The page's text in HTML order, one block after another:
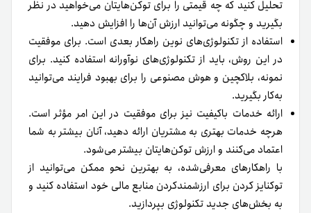
تحلیل کنید که چه قیمتی را برای توکن‌هایتان می‌خواهید در نظر
بگیرید و چگونه می‌توانید ارزش آن‌ها را افزایش دهید.
استفاده از تکنولوژی‌های نوین راهکار بعدی است. برای موفقیت
در این روش، باید از تکنولوژی‌های نوآورانه استفاده کنید. برای
نمونه، بلاکچین و هوش مصنوعی را برای بهبود فرایند می‌توانید
به‌کار بگیرید.
ارائه خدمات با‌کیفیت نیز برای موفقیت در این امر مؤثر است.
هر‌چه خدمات بهتری به مشتریان ارائه دهید، آنان بیشتر به شما
اعتماد می‌کنند و ارزش توکن‌هایتان بیشتر می‌شود.
با راهکارهای معرفی‌شده، به بهترین نحو ممکن می‌توانید از
توکنایز کردن برای ارزشمند‌کردن منابع مالی خود استفاده کنید و
به بخش‌های جدید تکنولوژی بپردازید.